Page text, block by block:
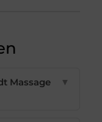
Massage
▼